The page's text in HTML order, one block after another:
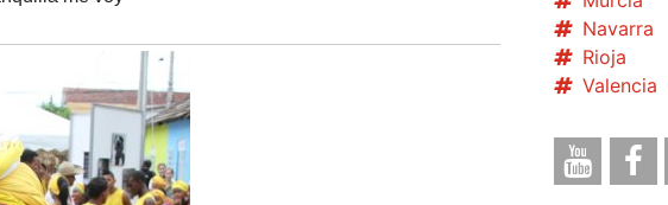
Navarra
Rioja
Valencia